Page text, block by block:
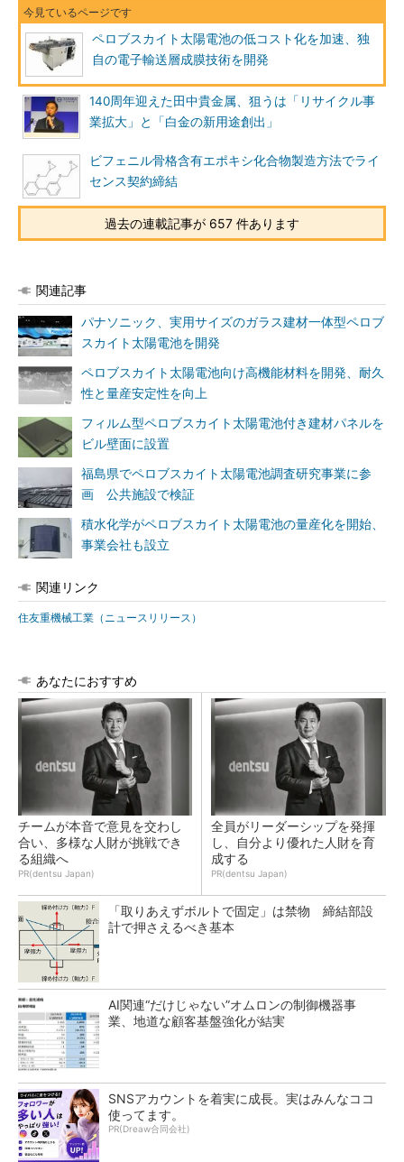
ペロブスカイト太陽電池の低コスト化を加速、独
自の電子輸送層成膜技術を開発
140周年迎えた田中貴金属、狙うは「リサイクル事
業拡大」と「白金の新用途創出」
ビフェニル骨格含有エポキシ化合物製造方法でライ
センス契約締結
過去の連載記事が 657 件あります
関連記事
パナソニック、実用サイズのガラス建材一体型ペロブ
スカイト太陽電池を開発
ペロブスカイト太陽電池向け高機能材料を開発、耐久
性と量産安定性を向上
フィルム型ペロブスカイト太陽電池付き建材パネルを
ビル壁面に設置
福島県でペロブスカイト太陽電池調査研究事業に参
画 公共施設で検証
積水化学がペロブスカイト太陽電池の量産化を開始、
事業会社も設立
関連リンク
住友重機械工業（ニュースリリース）
あなたにおすすめ
チームが本音で意見を交わし
合い、多様な人財が挑戦でき
る組織へ
PR(dentsu Japan)
全員がリーダーシップを発揮
し、自分より優れた人財を育
成する
PR(dentsu Japan)
「取りあえずボルトで固定」は禁物 締結部設
計で押さえるべき基本
AI関連“だけじゃない”オムロンの制御機器事
業、地道な顧客基盤強化が結実
SNSアカウントを着実に成長。実はみんなココ
使ってます。
PR(Dreaw合同会社)